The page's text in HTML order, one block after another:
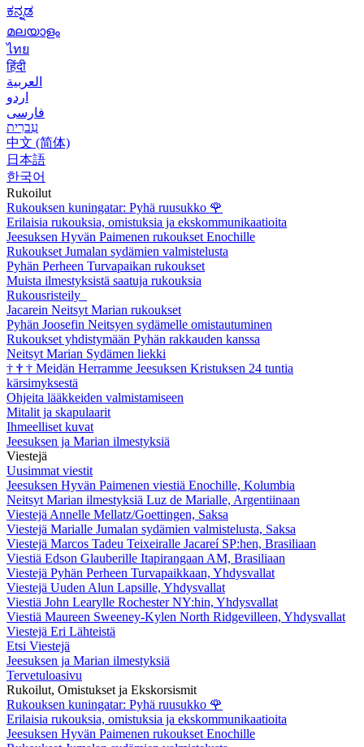
ಕನ್ನಡ
മലയാളം
ไทย
हिंदी
العربية
اردو
فارسی
עִברִית
中文 (简体)
日本語
한국어
Rukoilut
Rukouksen kuningatar: Pyhä ruusukko 🌹
Erilaisia rukouksia, omistuksia ja ekskommunikaatioita
Jeesuksen Hyvän Paimenen rukoukset Enochille
Rukoukset Jumalan sydämien valmistelusta
Pyhän Perheen Turvapaikan rukoukset
Muista ilmestyksistä saatuja rukouksia
Rukousristeily
Jacarein Neitsyt Marian rukoukset
Pyhän Joosefin Neitsyen sydämelle omistautuminen
Rukoukset yhdistymään Pyhän rakkauden kanssa
Neitsyt Marian Sydämen liekki
† † † Meidän Herramme Jeesuksen Kristuksen 24 tuntia
kärsimyksestä
Ohjeita lääkkeiden valmistamiseen
Mitalit ja skapulaarit
Ihmeelliset kuvat
Jeesuksen ja Marian ilmestyksiä
Viestejä
Uusimmat viestit
Jeesuksen Hyvän Paimenen viestiä Enochille, Kolumbia
Neitsyt Marian ilmestyksiä Luz de Marialle, Argentiinaan
Viestejä Annelle Mellatz/Goettingen, Saksa
Viestejä Marialle Jumalan sydämien valmistelusta, Saksa
Viestejä Marcos Tadeu Teixeiralle Jacareí SP:hen, Brasiliaan
Viestiä Edson Glauberille Itapirangaan AM, Brasiliaan
Viestejä Pyhän Perheen Turvapaikkaan, Yhdysvallat
Viestejä Uuden Alun Lapsille, Yhdysvallat
Viestiä John Learylle Rochester NY:hin, Yhdysvallat
Viestiä Maureen Sweeney-Kylen North Ridgevilleen, Yhdysvallat
Viestejä Eri Lähteistä
Etsi Viestejä
Jeesuksen ja Marian ilmestyksiä
Tervetuloasivu
Rukoilut, Omistukset ja Ekskorsismit
Rukouksen kuningatar: Pyhä ruusukko 🌹
Erilaisia rukouksia, omistuksia ja ekskommunikaatioita
Jeesuksen Hyvän Paimenen rukoukset Enochille